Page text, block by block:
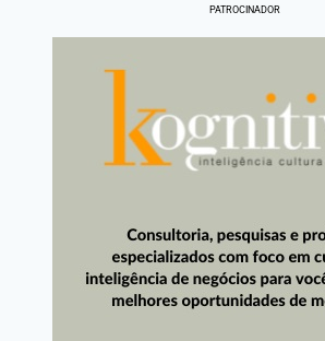
PATROCINADOR